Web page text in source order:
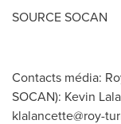
SOURCE SOCAN
Contacts média:
SOCAN): Kevin
klalancette@roy-